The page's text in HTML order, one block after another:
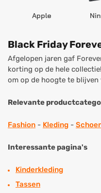
Apple
Black Friday
Afgelopen jaren gaf
korting op de hele
om op de hoogte te blijven
Relevante
Fashion - Kleding -
Interessante pagina's
Kinderkleding
Tassen